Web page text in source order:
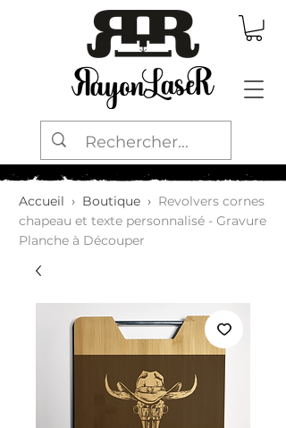
Accueil › Boutique › Revolvers cornes
chapeau et texte personnalisé - Gravure
Planche à Découper